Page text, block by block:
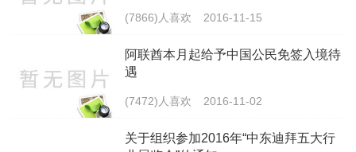
(7866)人喜欢 2016-11-15
阿联酋本月起给予中国公民免签入境待
遇
(7472)人喜欢 2016-11-02
关于组织参加2016年“中东迪拜五大行